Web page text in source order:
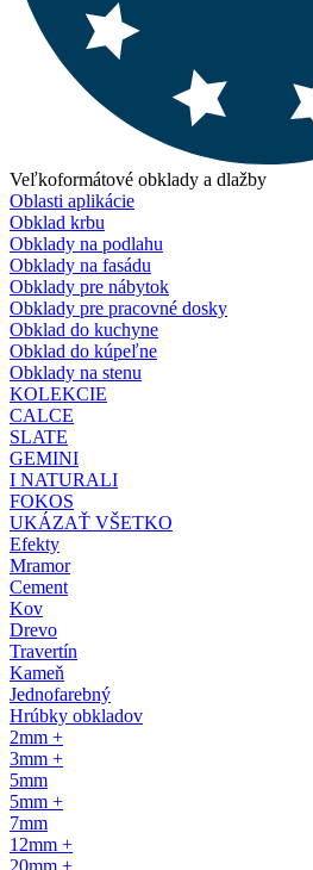
Veľkoformátové obklady a dlažby
Oblasti aplikácie
Obklad krbu
Obklady na podlahu
Obklady na fasádu
Obklady pre nábytok
Obklady pre pracovné dosky
Obklad do kuchyne
Obklad do kúpeľne
Obklady na stenu
KOLEKCIE
CALCE
SLATE
GEMINI
I NATURALI
FOKOS
UKÁZAŤ VŠETKO
Efekty
Mramor
Cement
Kov
Drevo
Travertín
Kameň
Jednofarebný
Hrúbky obkladov
2mm +
3mm +
5mm
5mm +
7mm
12mm +
20mm +